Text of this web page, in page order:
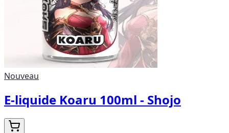
Nouveau
E-liquide Koaru 100ml - Shojo